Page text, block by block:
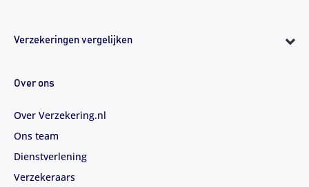
Verzekeringen vergelijken
Over ons
Over Verzekering.nl
Ons team
Dienstverlening
Verzekeraars